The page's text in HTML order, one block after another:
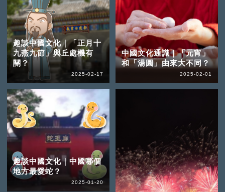
趣談中國文化｜「正月十
九燕九節」與丘處機有
關？
2025-02-17
中國文化通識｜「元宵」
和「湯圓」由來大不同？
2025-02-01
趣談中國文化｜中國哪個
地方最愛蛇？
2025-01-20